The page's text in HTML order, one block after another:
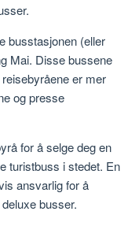
busstasjonen (eller
Mai. Disse bussene
er mer
og presse
for å selge deg en
turistbuss i stedet. En
ansvarlig for å
busser.